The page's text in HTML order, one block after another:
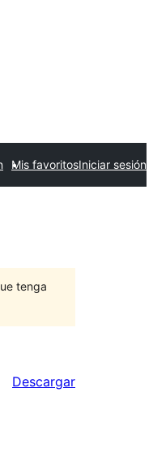
Mis favoritosIniciar sesión
tenga
Descargar